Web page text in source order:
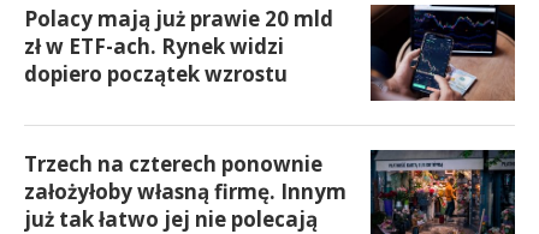
Polacy mają już prawie 20 mld
zł w ETF-ach. Rynek widzi
dopiero początek wzrostu
Trzech na czterech ponownie
założyłoby własną firmę. Innym
już tak łatwo jej nie polecają